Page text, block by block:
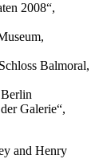
2008“,
Balmoral,
Galerie“,
and Henry